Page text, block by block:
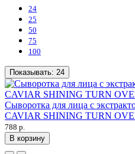
24
25
50
75
100
Показывать: 24
Сыворотка для лица с
CAVIAR SHINING TURN
788 р.
В корзину